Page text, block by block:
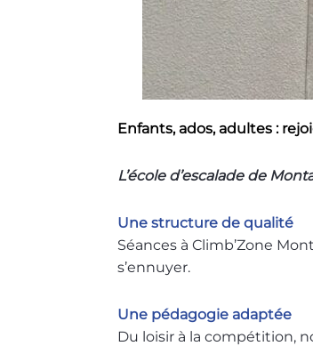
Enfants, ados, adultes :
L’école d’escalade de
Une structure de qualité
Séances à Climb’Zone
s’ennuyer.
Une pédagogie adaptée
Du loisir à la compétition,